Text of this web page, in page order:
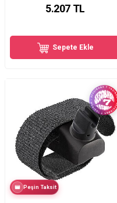
5.207 TL
Sepete Ekle
Peşin Taksit